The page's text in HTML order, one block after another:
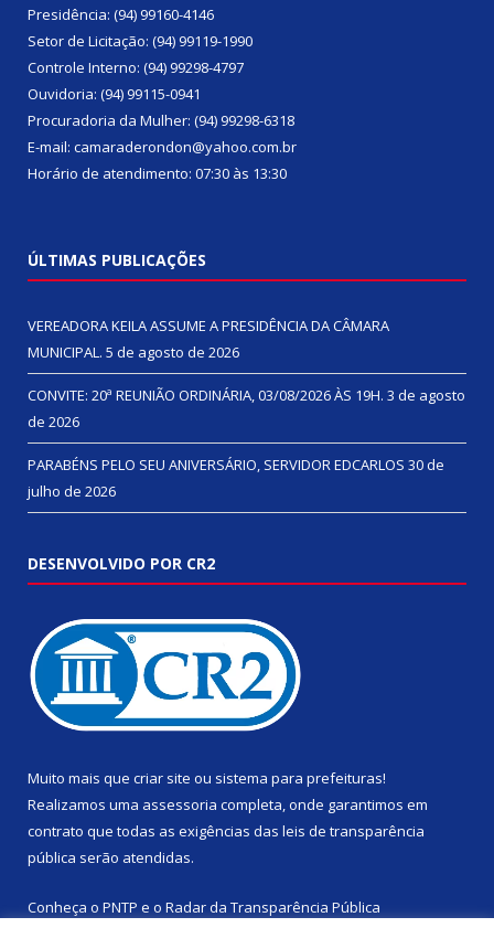
Presidência: (94) 99160-4146
Setor de Licitação: (94) 99119-1990
Controle Interno: (94) 99298-4797
Ouvidoria: (94) 99115-0941
Procuradoria da Mulher: (94) 99298-6318
E-mail: camaraderondon@yahoo.com.br
Horário de atendimento: 07:30 às 13:30
ÚLTIMAS PUBLICAÇÕES
VEREADORA KEILA ASSUME A PRESIDÊNCIA DA CÂMARA
MUNICIPAL. 5 de agosto de 2026
CONVITE: 20ª REUNIÃO ORDINÁRIA, 03/08/2026 ÀS 19H. 3 de agosto
de 2026
PARABÉNS PELO SEU ANIVERSÁRIO, SERVIDOR EDCARLOS 30 de
julho de 2026
DESENVOLVIDO POR CR2
Muito mais que criar site ou sistema para prefeituras!
Realizamos uma assessoria completa, onde garantimos em
contrato que todas as exigências das leis de transparência
pública serão atendidas.
Conheça o PNTP e o Radar da Transparência Pública